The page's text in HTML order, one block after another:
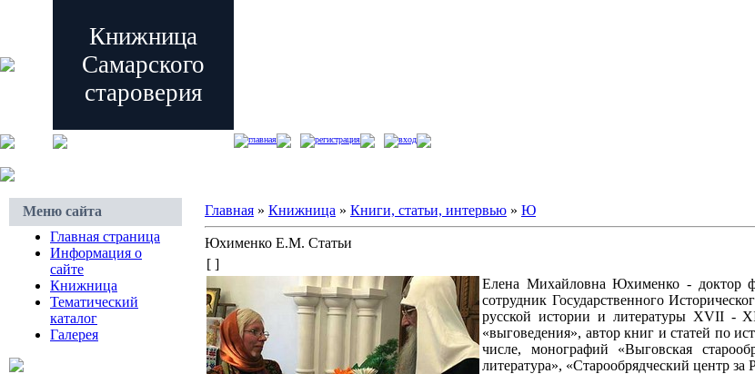
Книжница
Самарского
староверия
главная регистрация вход
Меню сайта
Главная страница
Информация о
сайте
Книжница
Тематический
каталог
Галерея
Главная » Книжница » Книги, статьи, интервью » Ю
Юхименко Е.М. Статьи
[ ]
Елена Михайловна Юхименко - доктор
сотрудник Государственного
русской истории и литературы XVII -
«выговедения», автор книг и статей по
числе, монографий «Выговская
литература», «Старообрядческий центр за